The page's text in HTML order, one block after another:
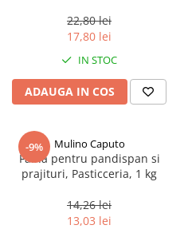
Specialitati din ulei
Terine si placinte
Uleiuri Premium
Uleiuri speciale/presate la rece
Ulei de masline extravirgin
Ulei Gegenbauer
Ulei Huilerie Beaujolaise
22,80 lei
17,80 lei
IN STOC
ADAUGA IN COS
-9% Mulino Caputo
Faina pentru pandispan si
prajituri, Pasticceria, 1 kg
14,26 lei
13,03 lei